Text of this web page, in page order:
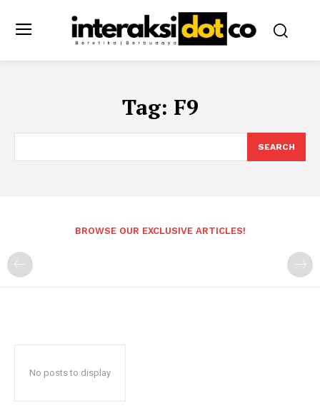
Tag: F9
SEARCH
BROWSE OUR EXCLUSIVE ARTICLES!
No posts to display